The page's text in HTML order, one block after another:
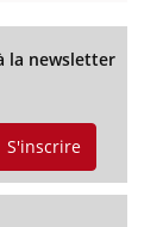
la newsletter
S'inscrire